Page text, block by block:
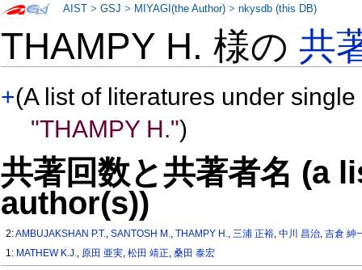
THAMPY H. 様の共
+(A list of literatures under
"THAMPY H.")
共著回数と共著者名 (a
author(s))
2:AMBUJAKSHAN P.T.,SANTOSH M.,THAMPY H.,三浦 正裕,中川 昌治,吉倉 紳
1: MATHEW K.J., 原田 亜実,松田 靖正,桑田 泰宏
AIST >GSJ > MIYAGI(the Author) >nkysdb (this DB)